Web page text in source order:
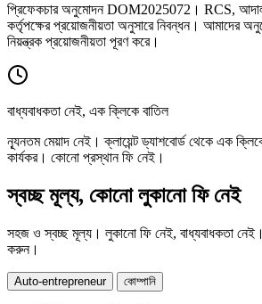
প্রিফেকচার অনুমোদন DOM2025072। RCS,
কর্তৃপক্ষের প্রয়োজনীয়তা অনুসারে নিবন্ধন। আমাদের
নিয়ন্ত্রক প্রয়োজনীয়তা পূরণ করে।
বাধ্যবাধকতা নেই, এক ক্লিকে বাতিল
ন্যূনতম মেয়াদ নেই। ক্লায়েন্ট ড্যাশবোর্ড থেকে এক
কার্যকর। কোনো প্রস্থান ফি নেই।
স্বচ্ছ মূল্য, কোনো লুকানো ফি নেই
সহজ ও স্বচ্ছ মূল্য। লুকানো ফি নেই, বাধ্যবাধকতা
করুন।
Auto-entrepreneur কোম্পানি